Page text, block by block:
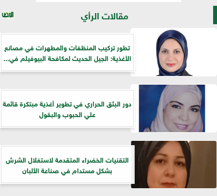
مقالات الرأي
تطور تركيب المنظفات والمطهرات في مصانع
الأغذية: الجيل الحديث لمكافحة البيوفيلم في...
دور البثق الحراري في تطوير أغذية مبتكرة قائمة
علي الحبوب والبقول
التقنيات الخضراء المتقدمة لاستغلال الشرش
بشكل مستدام في صناعة الألبان